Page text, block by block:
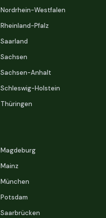
Nordrhein-Westfalen
Rheinland-Pfalz
Saarland
Sachsen
Sachsen-Anhalt
Schleswig-Holstein
Thüringen
Magdeburg
Mainz
München
Potsdam
Saarbrücken